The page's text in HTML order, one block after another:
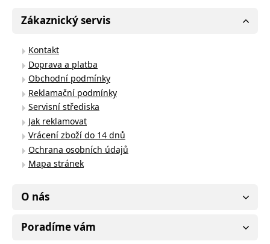
Zákaznický servis
Kontakt
Doprava a platba
Obchodní podmínky
Reklamační podmínky
Servisní střediska
Jak reklamovat
Vrácení zboží do 14 dnů
Ochrana osobních údajů
Mapa stránek
O nás
Poradíme vám